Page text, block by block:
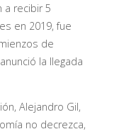
a recibir 5
en 2019, fue
de
la llegada
Alejandro Gil,
no decrezca,